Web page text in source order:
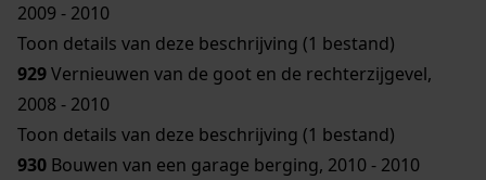
2009 - 2010
Toon details van deze beschrijving (1 bestand)
929Vernieuwen van de goot en de rechterzijgevel,
2008 - 2010
Toon details van deze beschrijving (1 bestand)
930 Bouwen van een garage berging, 2010 - 2010